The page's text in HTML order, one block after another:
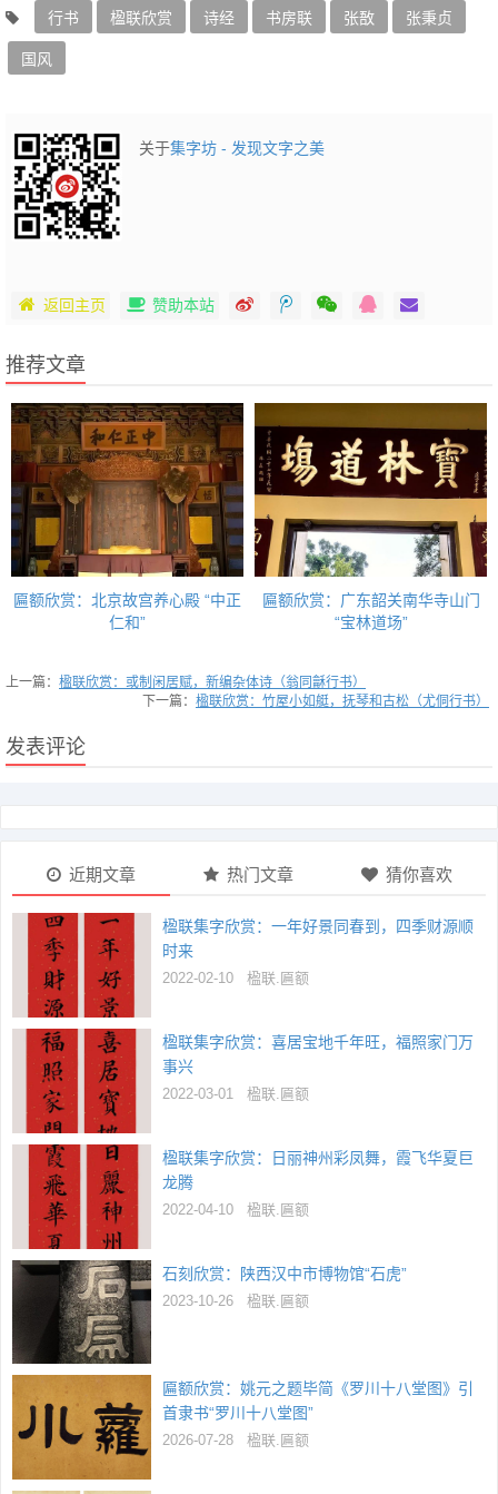
行书 楹联欣赏 诗经 书房联 张敔 ‌张秉贞
国风
关于集字坊 - 发现文字之美
返回主页 赞助本站
推荐文章
匾额欣赏：北京故宫养心殿 “中正
仁和”
匾额欣赏：广东韶关南华寺山门
“宝林道场”
上一篇： 楹联欣赏：或制闲居赋，新编杂体诗（翁同龢行书）
下一篇： 楹联欣赏：竹屋小如艇，抚琴和古松（尤侗行书）
发表评论
近期文章 热门文章 猜你喜欢
楹联集字欣赏：一年好景同春到，四季财源顺
时来
2022-02-10 楹联.匾额
楹联集字欣赏：喜居宝地千年旺，福照家门万
事兴
2022-03-01 楹联.匾额
楹联集字欣赏：日丽神州彩凤舞，霞飞华夏巨
龙腾
2022-04-10 楹联.匾额
石刻欣赏：陕西汉中市博物馆“石虎”
2023-10-26 楹联.匾额
匾额欣赏：姚元之题毕简《罗川十八堂图》引
首隶书“罗川十八堂图”
2026-07-28 楹联.匾额